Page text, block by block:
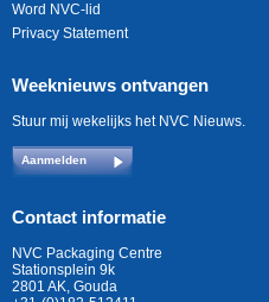
Word NVC-lid
Privacy Statement
Weeknieuws ontvangen
Stuur mij wekelijks het NVC Nieuws.
Aanmelden
Contact informatie
NVC Packaging Centre
Stationsplein 9k
2801 AK, Gouda